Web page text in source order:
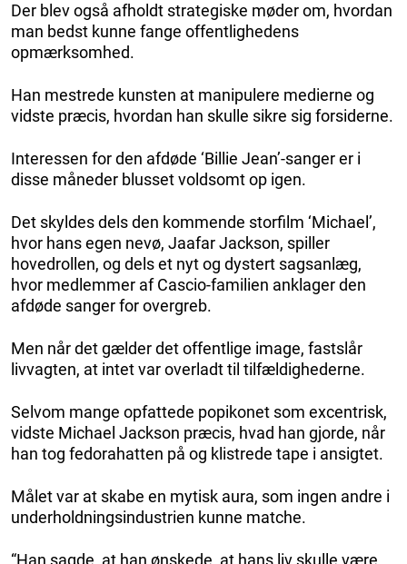
Der blev også afholdt strategiske møder om, hvordan
man bedst kunne fange offentlighedens
opmærksomhed.
Han mestrede kunsten at manipulere medierne og
vidste præcis, hvordan han skulle sikre sig forsiderne.
Interessen for den afdøde ‘Billie Jean’-sanger er i
disse måneder blusset voldsomt op igen.
Det skyldes dels den kommende storfilm ‘Michael’,
hvor hans egen nevø, Jaafar Jackson, spiller
hovedrollen, og dels et nyt og dystert sagsanlæg,
hvor medlemmer af Cascio-familien anklager den
afdøde sanger for overgreb.
Men når det gælder det offentlige image, fastslår
livvagten, at intet var overladt til tilfældighederne.
Selvom mange opfattede popikonet som excentrisk,
vidste Michael Jackson præcis, hvad han gjorde, når
han tog fedorahatten på og klistrede tape i ansigtet.
Målet var at skabe en mytisk aura, som ingen andre i
underholdningsindustrien kunne matche.